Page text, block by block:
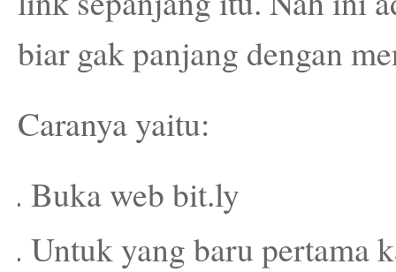
biar gak panjang dengan
Caranya yaitu:
Buka web bit.ly
Untuk yang baru pertama